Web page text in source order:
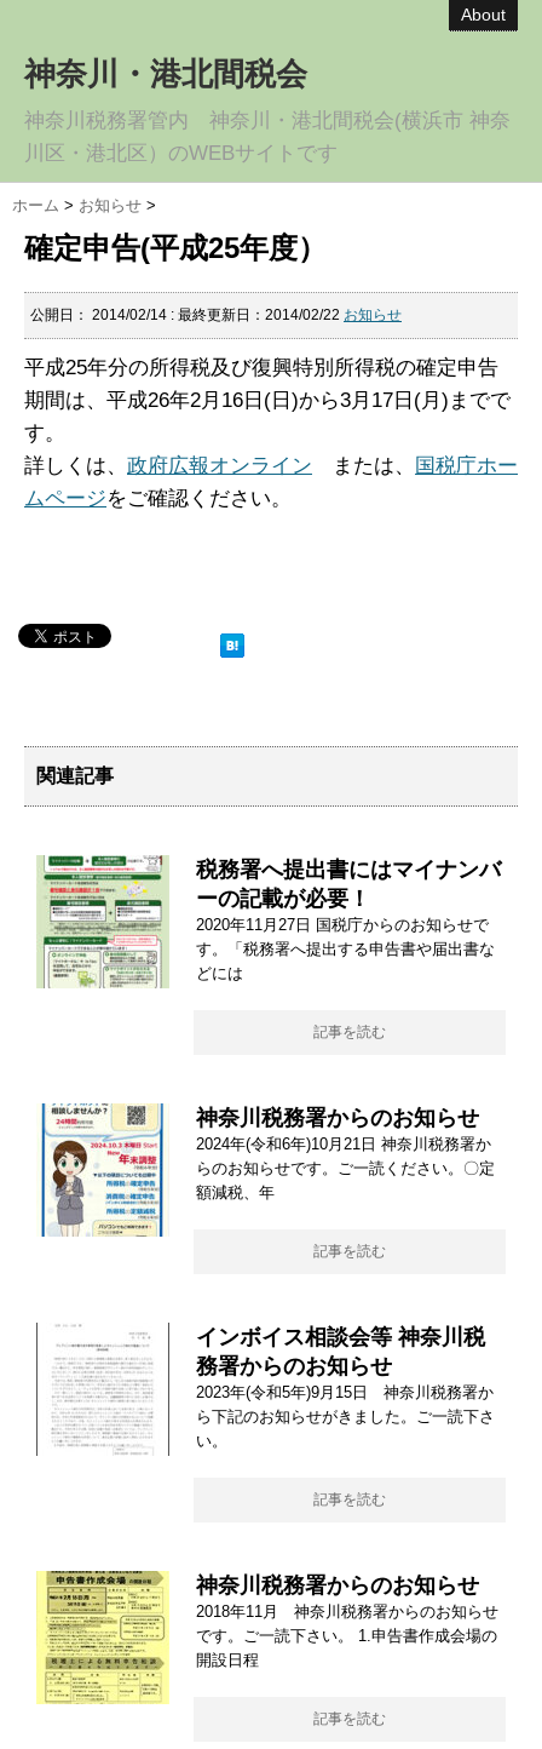
About
神奈川・港北間税会
神奈川税務署管内 神奈川・港北間税会(横浜市 神奈
川区・港北区）のWEBサイトです
ホーム > お知らせ >
確定申告(平成25年度）
公開日： 2014/02/14 : 最終更新日：2014/02/22 お知らせ
平成25年分の所得税及び復興特別所得税の確定申告
期間は、平成26年2月16日(日)から3月17日(月)までで
す。
詳しくは、 政府広報オンライン または、
国税庁ホー
ムページをご確認ください。
関連記事
税務署へ提出書にはマイナンバ
ーの記載が必要！
2020年11月27日 国税庁からのお知らせで
す。「税務署へ提出する申告書や届出書な
どには
記事を読む
神奈川税務署からのお知らせ
2024年(令和6年)10月21日 神奈川税務署か
らのお知らせです。ご一読ください。〇定
額減税、年
記事を読む
インボイス相談会等 神奈川税
務署からのお知らせ
2023年(令和5年)9月15日 神奈川税務署か
ら下記のお知らせがきました。ご一読下さ
い。
記事を読む
神奈川税務署からのお知らせ
2018年11月 神奈川税務署からのお知らせ
です。ご一読下さい。 1.申告書作成会場の
開設日程
記事を読む